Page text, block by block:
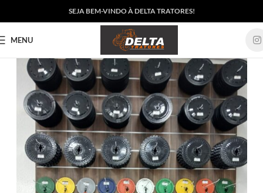
SEJA BEM-VINDO À DELTA TRATORES!
MENU